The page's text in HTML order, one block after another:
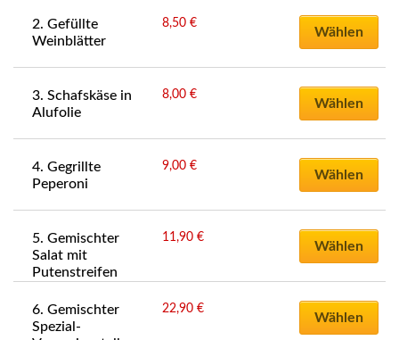
2. Gefüllte
Weinblätter
8,50€
Wählen
3. Schafskäse in
Alufolie
8,00€
Wählen
4. Gegrillte
Peperoni
9,00€
Wählen
5. Gemischter
Salat mit
Putenstreifen
11,90€
Wählen
6. Gemischter
Spezial-
22,90€
Wählen